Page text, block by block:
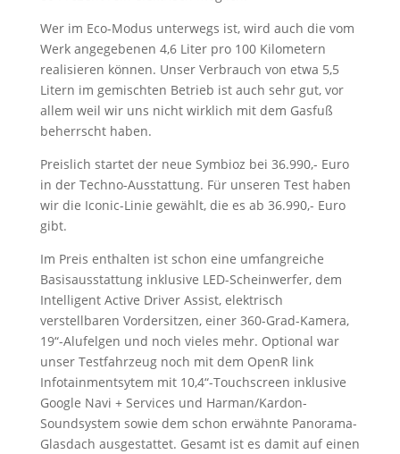
Wer im Eco-Modus unterwegs ist, wird auch die vom
Werk angegebenen 4,6 Liter pro 100 Kilometern
realisieren können. Unser Verbrauch von etwa 5,5
Litern im gemischten Betrieb ist auch sehr gut, vor
allem weil wir uns nicht wirklich mit dem Gasfuß
beherrscht haben.
Preislich startet der neue Symbioz bei 36.990,- Euro
in der Techno-Ausstattung. Für unseren Test haben
wir die Iconic-Linie gewählt, die es ab 36.990,- Euro
gibt.
Im Preis enthalten ist schon eine umfangreiche
Basisausstattung inklusive LED-Scheinwerfer, dem
Intelligent Active Driver Assist, elektrisch
verstellbaren Vordersitzen, einer 360-Grad-Kamera,
19“-Alufelgen und noch vieles mehr. Optional war
unser Testfahrzeug noch mit dem OpenR link
Infotainmentsytem mit 10,4“-Touchscreen inklusive
Google Navi + Services und Harman/Kardon-
Soundsystem sowie dem schon erwähnte Panorama-
Glasdach ausgestattet. Gesamt ist es damit auf einen